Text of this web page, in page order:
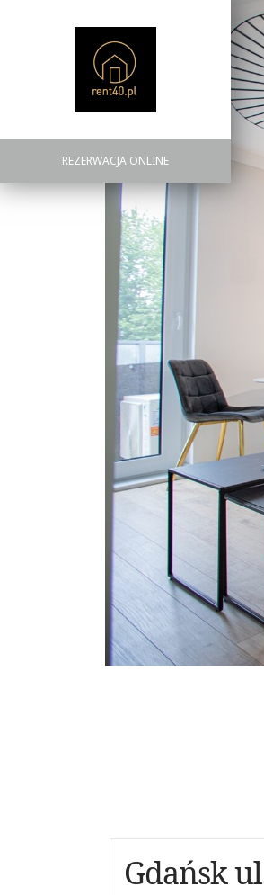
REZERWACJA ONLINE
Gdańsk